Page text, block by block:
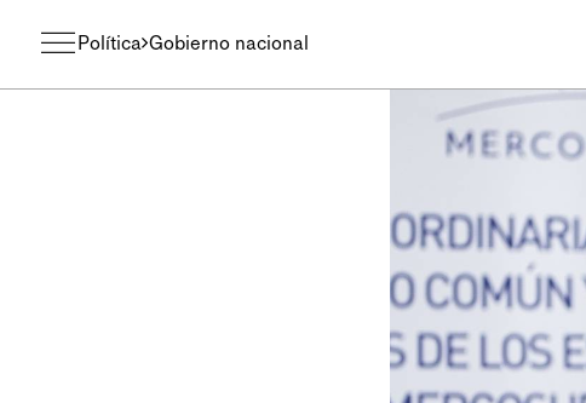
Política Gobierno nacional